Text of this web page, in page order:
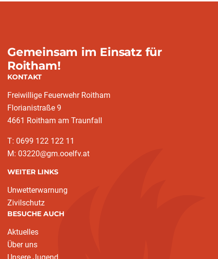
Gemeinsam im Einsatz für
Roitham!
KONTAKT
Freiwillige Feuerwehr Roitham
Florianistraße 9
4661 Roitham am Traunfall
T: 0699 122 122 11
M: 03220@gm.ooelfv.at
WEITER LINKS
Unwetterwarnung
Zivilschutz
BESUCHE AUCH
Aktuelles
Über uns